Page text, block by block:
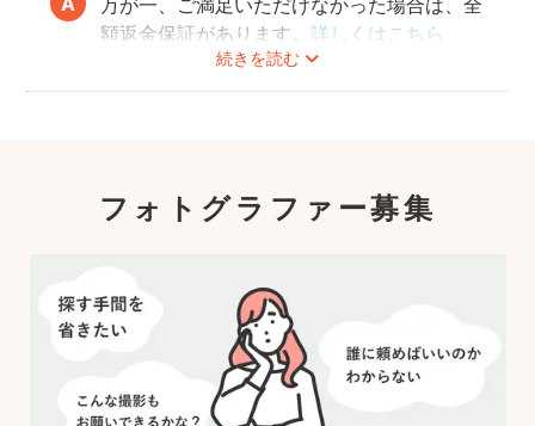
続きを読む
万が一、ご満足いただけなかった場合は、全
額返金保証があります。詳しくはこちら
フォトグラファー募集